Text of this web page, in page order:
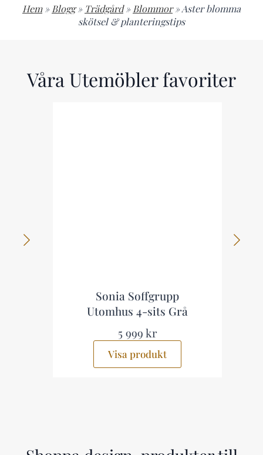
Hem » Blogg » Trädgård » Blommor »Aster blomma
skötsel & planteringstips
Våra Utemöbler favoriter
Sonia Soffgrupp
Utomhus 4-sits Grå
5 999 kr
Visa produkt